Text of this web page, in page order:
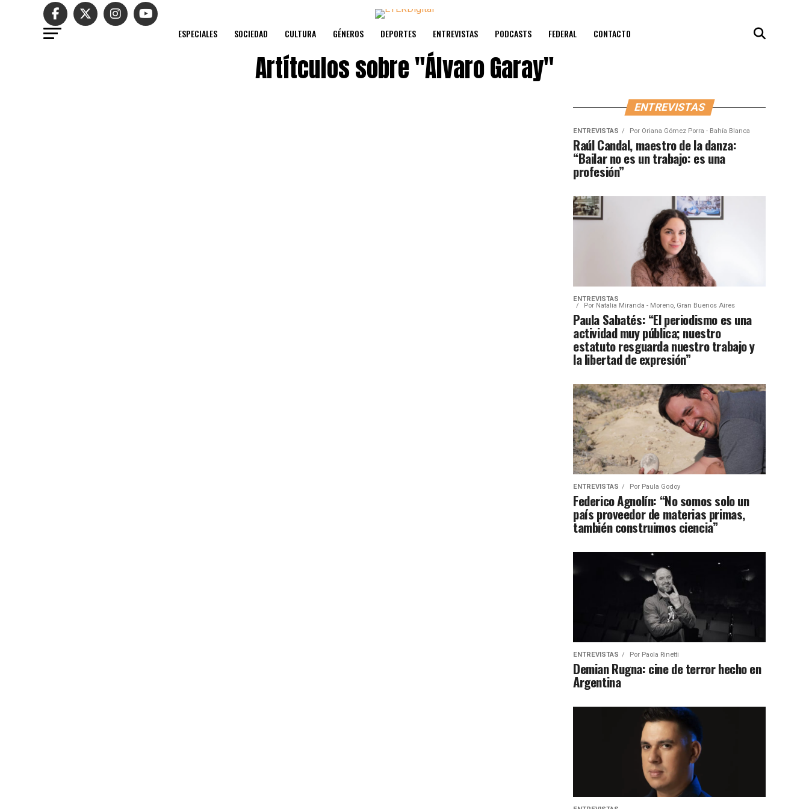
ESPECIALES SOCIEDAD CULTURA GÉNEROS DEPORTES ENTREVISTAS PODCASTS FEDERAL CONTACTO
Artítculos sobre"Álvaro Garay"
ENTREVISTAS
ENTREVISTAS Por Oriana Gómez Porra - Bahía Blanca
Raúl Candal, maestro de la danza:
“Bailar no es un trabajo: es una
profesión”
ENTREVISTAS
Por Natalia Miranda - Moreno, Gran Buenos Aires
Paula Sabatés: “El periodismo es una
actividad muy pública; nuestro
estatuto resguarda nuestro trabajo y
la libertad de expresión”
ENTREVISTAS Por Paula Godoy
Federico Agnolín: “No somos solo un
país proveedor de materias primas,
también construimos ciencia”
ENTREVISTAS Por Paola Rinetti
Demian Rugna: cine de terror hecho en
Argentina